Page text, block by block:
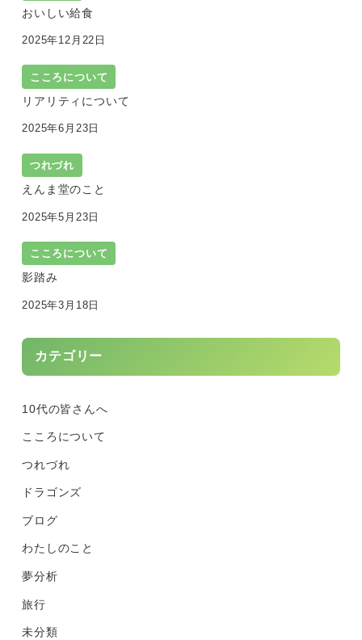
おいしい給食
2025年12月22日
こころについて
リアリティについて
2025年6月23日
つれづれ
えんま堂のこと
2025年5月23日
こころについて
影踏み
2025年3月18日
カテゴリー
10代の皆さんへ
こころについて
つれづれ
ドラゴンズ
ブログ
わたしのこと
夢分析
旅行
未分類